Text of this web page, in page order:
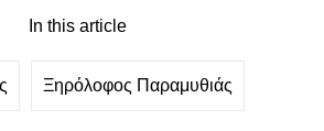
In this article
Ξηρόλοφος Παραμυθιάς